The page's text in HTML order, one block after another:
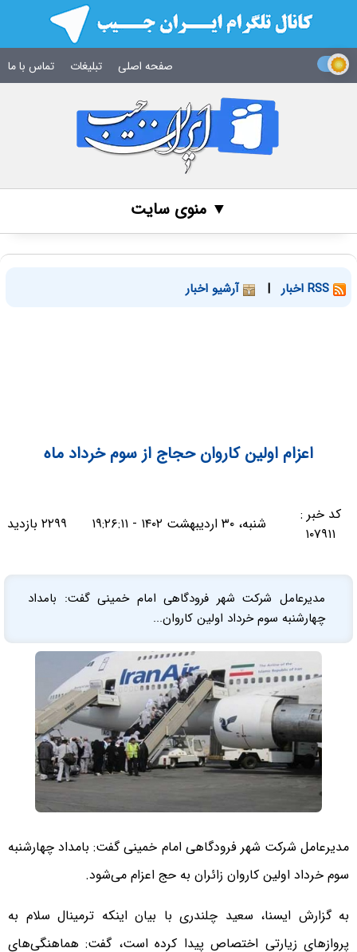
صفحه اصلی تبلیغات تماس با ما
▼ منوی سایت
| آرشیو اخبار
اعزام اولین کاروان حجاج از سوم خرداد ماه
کد خبر :
۱۰۷۹۱۱
شنبه، ۳۰ اردیبهشت ۱۴۰۲ - ۱۹:۲۶:۱۱ ۲۲۹۹ بازدید
مدیرعامل شرکت شهر فرودگاهی امام خمینی گفت: بامداد
چهارشنبه سوم خرداد اولین کاروان...
مدیرعامل شرکت شهر فرودگاهی امام خمینی گفت: بامداد چهارشنبه
سوم خرداد اولین کاروان زائران به حج اعزام می‌شود.
به گزارش ایسنا، سعید چلندری با بیان اینکه ترمینال سلام به
پروازهای زیارتی اختصاص پیدا کرده است، گفت: هماهنگی‌های